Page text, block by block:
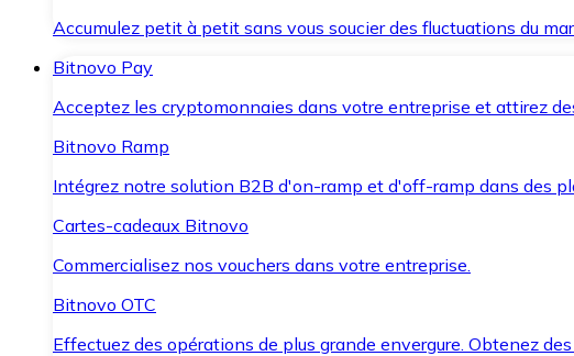
Accumulez petit à petit sans vous soucier des fluctuations du
Bitnovo Pay
Acceptez les cryptomonnaies dans votre entreprise et attirez
Bitnovo Ramp
Intégrez notre solution B2B d'on-ramp et d'off-ramp dans des
Cartes-cadeaux Bitnovo
Commercialisez nos vouchers dans votre entreprise.
Bitnovo OTC
Effectuez des opérations de plus grande envergure. Obtenez